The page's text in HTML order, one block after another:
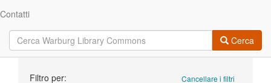
Contatti
Cerca
Cancellare i filtri
Filtro per: